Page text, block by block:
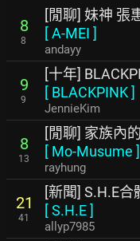
8
8
[閒聊] 妹神 張
[A-MEI ]
andayy
9
9
[十年]
[ BLACKPINK]
JennieKim
8
13
[閒聊] 家族內
[ Mo-Musume ]
rayhung
21
41
[新聞] S.H.E
[S.H.E]
allyp7985